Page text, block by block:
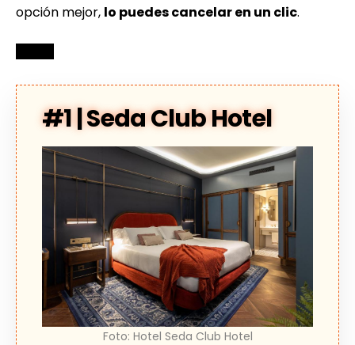
opción mejor, lo puedes cancelar en un clic.
#1 | Seda Club Hotel
Foto: Hotel Seda Club Hotel